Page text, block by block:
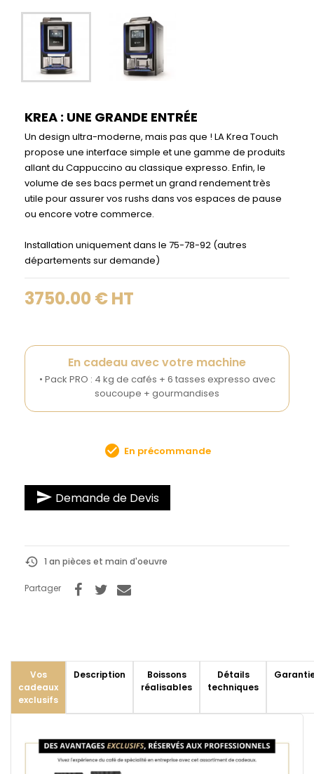
KREA : UNE GRANDE ENTRÉE
Un design ultra-moderne, mais pas que ! LA Krea Touch
propose une interface simple et une gamme de produits
allant du Cappuccino au classique expresso. Enfin, le
volume de ses bacs permet un grand rendement très
utile pour assurer vos rushs dans vos espaces de pause
ou encore votre commerce.
Installation uniquement dans le 75-78-92 (autres
départements sur demande)
3750.00 € HT
En cadeau avec votre machine
• Pack PRO : 4 kg de cafés + 6 tasses expresso avec
soucoupe + gourmandises
check_circle En précommande
send Demande de Devis
history 1 an pièces et main d'oeuvre
Partager
Vos
cadeaux
exclusifs
Description
Boissons
réalisables
Détails
techniques